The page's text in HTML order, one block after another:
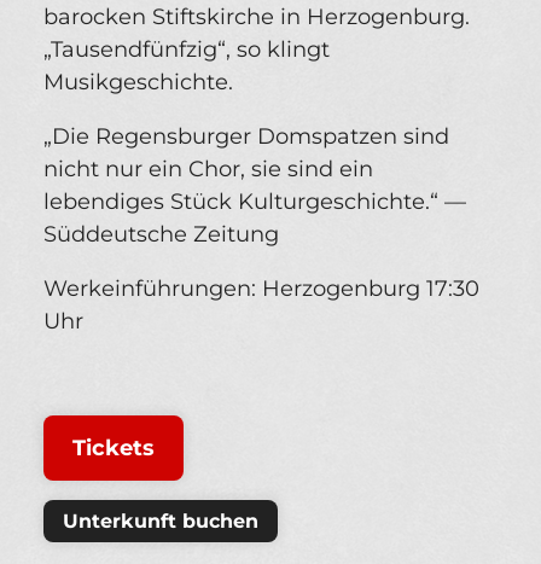
barocken Stiftskirche in Herzogenburg.
„Tausendfünfzig“, so klingt
Musikgeschichte.
„Die Regensburger Domspatzen sind
nicht nur ein Chor, sie sind ein
lebendiges Stück Kulturgeschichte.“ —
Süddeutsche Zeitung
Werkeinführungen: Herzogenburg 17:30
Uhr
Tickets
Unterkunft buchen